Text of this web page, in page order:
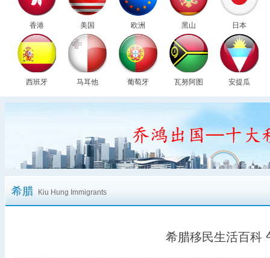
香港 美国 欧洲 黑山 日本
西班牙 马耳他 葡萄牙 瓦努阿图 安提瓜
希腊 Kiu Hung Immigrants
希腊移民生活百科